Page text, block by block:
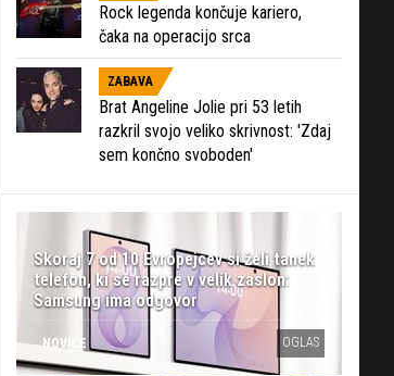
Rock legenda končuje kariero,
čaka na operacijo srca
ZABAVA
Brat Angeline Jolie pri 53 letih
razkril svojo veliko skrivnost: 'Zdaj
sem končno svoboden'
Skoraj 7 od 10 Evropejcev si želi tanek
telefon, ki se razpre v velik zaslon:
Samsung ima odgovor
NOVICE OGLAS